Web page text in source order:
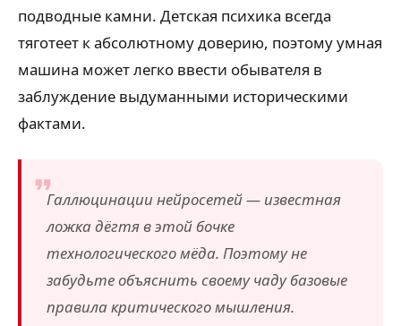
подводные камни. Детская психика всегда
тяготеет к абсолютному доверию, поэтому умная
машина может легко ввести обывателя в
заблуждение выдуманными историческими
фактами.
Галлюцинации нейросетей — известная
ложка дёгтя в этой бочке
технологического мёда. Поэтому не
забудьте объяснить своему чаду базовые
правила критического мышления.